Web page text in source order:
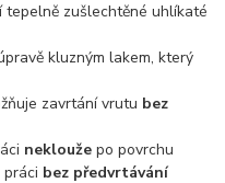
tepelně zušlechtěné uhlíkaté
kluzným lakem, který
zavrtání vrutu bez
nekloužepo povrchu
bez předvrtávání